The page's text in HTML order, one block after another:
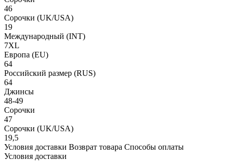
46
Сорочки (UK/USA)
19
Международный (INT)
7XL
Европа (EU)
64
Российский размер (RUS)
64
Джинсы
48-49
Сорочки
47
Сорочки (UK/USA)
19,5
Условия доставки Возврат товара Cпособы оплаты
Условия доставки